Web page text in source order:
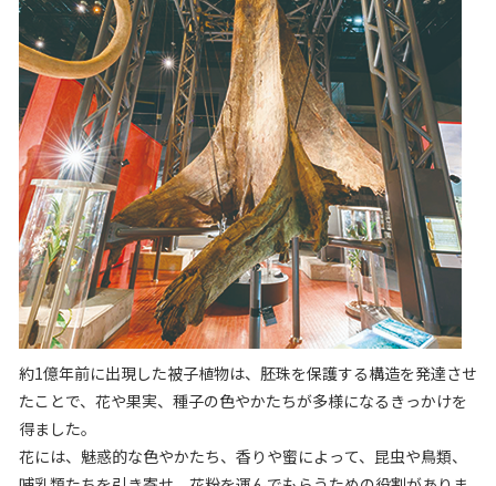
約1億年前に出現した被子植物は、胚珠を保護する構造を発達させ
たことで、花や果実、種子の色やかたちが多様になるきっかけを
得ました。
花には、魅惑的な色やかたち、香りや蜜によって、昆虫や鳥類、